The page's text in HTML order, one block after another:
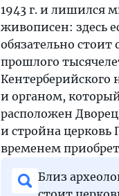
1943 г. и лишился
живописен: здесь
обязательно стоит
прошлого
и органом,
расположен Дворец
и стройна церковь
временем
Близ